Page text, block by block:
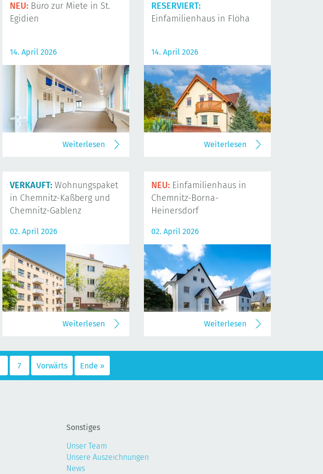
NEU: Büro zur Miete in St.
Egidien
14. April 2026
Weiterlesen
RESERVIERT:
Einfamilienhaus in Flöha
14. April 2026
Weiterlesen
VERKAUFT: Wohnungspaket
in Chemnitz-Kaßberg und
Chemnitz-Gablenz
02. April 2026
Weiterlesen
NEU: Einfamilienhaus in
Chemnitz-Borna-
Heinersdorf
02. April 2026
Weiterlesen
7 Vorwärts Ende »
Sonstiges
Unser Team
Unsere Auszeichnungen
News